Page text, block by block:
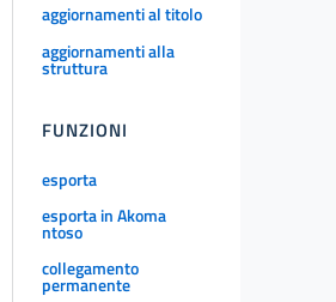
aggiornamenti al titolo
aggiornamenti alla
struttura
FUNZIONI
esporta
esporta in Akoma
ntoso
collegamento
permanente